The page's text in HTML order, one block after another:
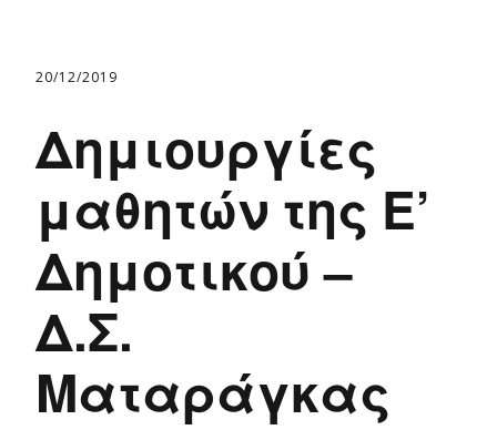
20/12/2019
Δημιουργίες
μαθητών της Ε’
Δημοτικού –
Δ.Σ.
Ματαράγκας